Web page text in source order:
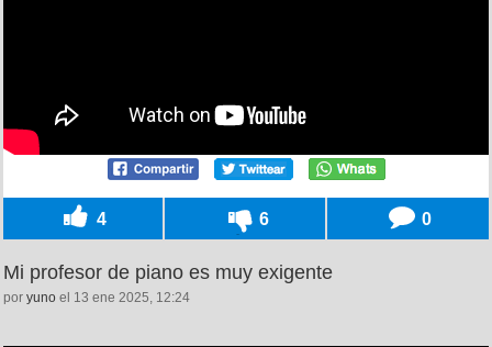
4 6 0
Mi profesor de piano es muy exigente
por yuno el 13 ene 2025, 12:24